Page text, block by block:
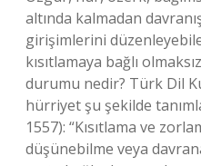
altında kalmadan
girişimlerini
kısıtlamaya bağlı
durumu nedir? Türk Dil
hürriyet şu şekilde
1557): “Kısıtlama ve
düşünebilme veya